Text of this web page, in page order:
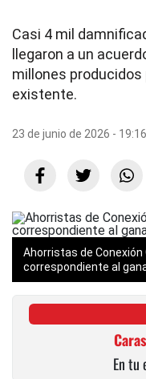
Casi 4 mil
llegaron a un
millones producidos
existente.
23 de junio de 2026 - 19:16
Ahorristas de Conexión
correspondiente al
En tu